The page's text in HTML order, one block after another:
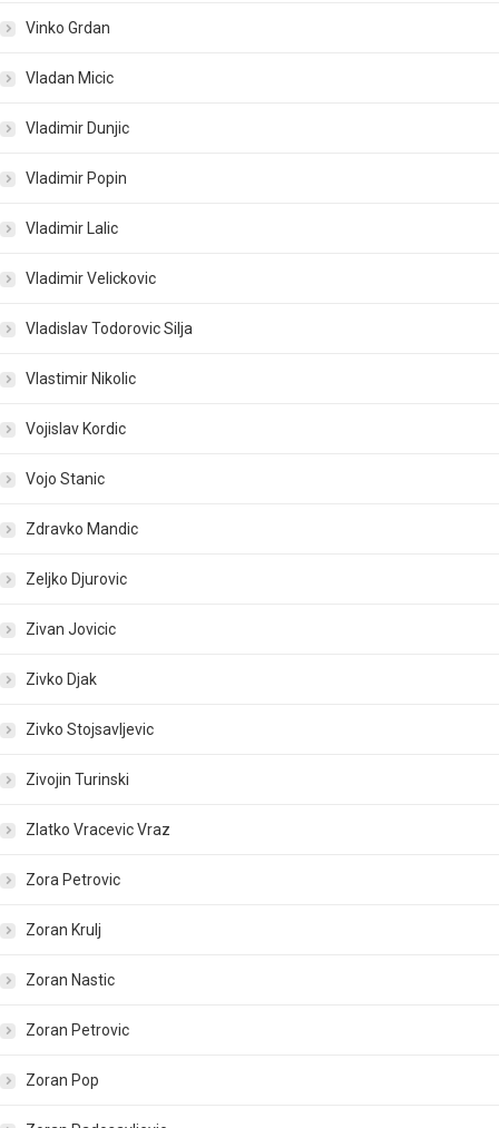
Vinko Grdan
Vladan Micic
Vladimir Dunjic
Vladimir Popin
Vladimir Lalic
Vladimir Velickovic
Vladislav Todorovic Silja
Vlastimir Nikolic
Vojislav Kordic
Vojo Stanic
Zdravko Mandic
Zeljko Djurovic
Zivan Jovicic
Zivko Djak
Zivko Stojsavljevic
Zivojin Turinski
Zlatko Vracevic Vraz
Zora Petrovic
Zoran Krulj
Zoran Nastic
Zoran Petrovic
Zoran Pop